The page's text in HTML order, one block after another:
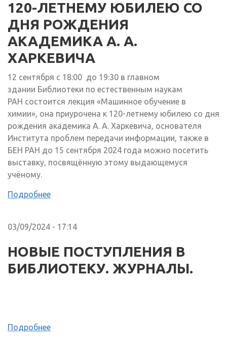
120-ЛЕТНЕМУ ЮБИЛЕЮ СО
ДНЯ РОЖДЕНИЯ
АКАДЕМИКА А. А.
ХАРКЕВИЧА
12 сентября с 18:00 до 19:30 в главном
здании Библиотеки по естественным наукам
РАН состоится лекция «Машинное обучение в
химии», она приурочена к 120-летнему юбилею со дня
рождения академика А. А. Харкевича, основателя
Института проблем передачи информации, также в
БЕН РАН до 15 сентября 2024 года можно посетить
выставку, посвящённую этому выдающемуся
учёному.
Подробнее
03/09/2024 - 17:14
НОВЫЕ ПОСТУПЛЕНИЯ В
БИБЛИОТЕКУ. ЖУРНАЛЫ.
Подробнее